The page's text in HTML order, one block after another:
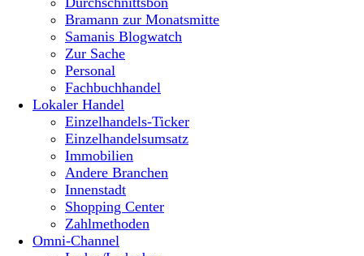
Bramann zur Monatsmitte
Samanis Blogwatch
Zur Sache
Personal
Fachbuchhandel
Lokaler Handel
Einzelhandels-Ticker
Einzelhandelsumsatz
Immobilien
Andere Branchen
Innenstadt
Shopping Center
Zahlmethoden
Omni-Channel